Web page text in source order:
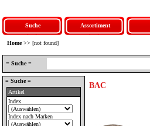
Suche Assortiment
Home>> [not found]
= Suche =
= Suche =
Artikel
Index
Index nach Marken
BAC